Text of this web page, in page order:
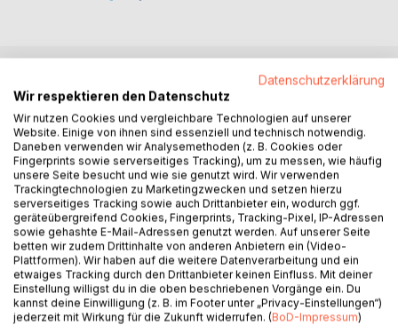
BESCHREIBUNG
Bei Carlos' Geburtstagsfeier lernt der gerade geschiedene
Tó Zé eine Frau kennen, die ihn mit ihren Erlebnissen der
dreißig Jahre zurückliegenden Nelkenrevolution fasziniert.
Die beiden verbringen die Nacht zusammen. Doch der
Morgen danach bringt eine böse Überraschung.
AUTOR/IN
PRESSESTIMMEN
Datenschutzerklärung
Wir respektieren den Datenschutz
Wir nutzen Cookies und vergleichbare Technologien auf unserer
Website. Einige von ihnen sind essenziell und technisch notwendig.
Daneben verwenden wir Analysemethoden (z. B. Cookies oder
Fingerprints sowie serverseitiges Tracking), um zu messen, wie häufig
unsere Seite besucht und wie sie genutzt wird. Wir verwenden
Trackingtechnologien zu Marketingzwecken und setzen hierzu
serverseitiges Tracking sowie auch Drittanbieter ein, wodurch ggf.
geräteübergreifend Cookies, Fingerprints, Tracking-Pixel, IP-Adressen
sowie gehashte E-Mail-Adressen genutzt werden. Auf unserer Seite
betten wir zudem Drittinhalte von anderen Anbietern ein (Video-
Plattformen). Wir haben auf die weitere Datenverarbeitung und ein
etwaiges Tracking durch den Drittanbieter keinen Einfluss. Mit deiner
Einstellung willigst du in die oben beschriebenen Vorgänge ein. Du
kannst deine Einwilligung (z. B. im Footer unter „Privacy-Einstellungen“)
jederzeit mit Wirkung für die Zukunft widerrufen. (BoD-Impressum)